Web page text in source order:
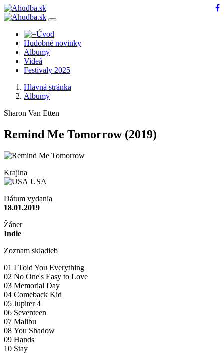
Hudobné novinky
Albumy
Videá
Festivaly 2025
Hlavná stránka
Albumy
Sharon Van Etten
Remind Me Tomorrow (2019)
Krajina
USA
Dátum vydania
18.01.2019
Žáner
Indie
Zoznam skladieb
01 I Told You Everything
02 No One's Easy to Love
03 Memorial Day
04 Comeback Kid
05 Jupiter 4
06 Seventeen
07 Malibu
08 You Shadow
09 Hands
10 Stay